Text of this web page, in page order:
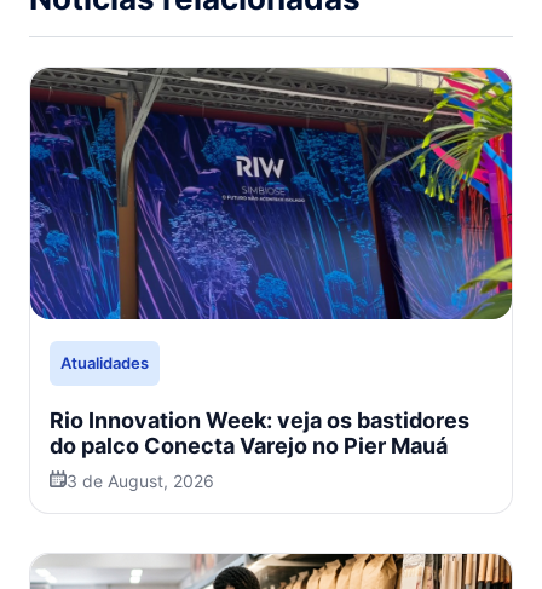
Atualidades
Rio Innovation Week: veja os bastidores
do palco Conecta Varejo no Pier Mauá
3 de August, 2026